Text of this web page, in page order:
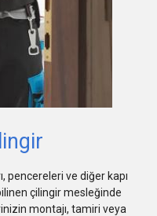
pencereleri ve diğer kapı
çilingir mesleğinde
montajı, tamiri veya